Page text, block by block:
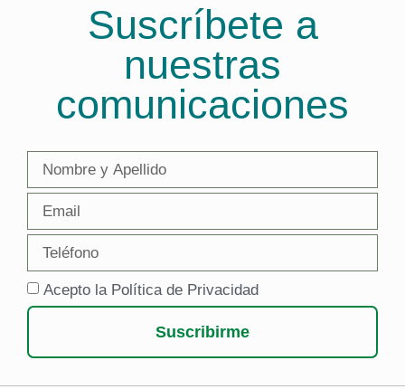
Suscríbete a
nuestras
comunicaciones
Acepto la Política de Privacidad
Suscribirme